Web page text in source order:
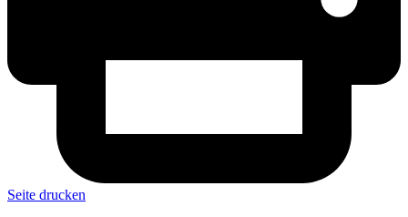
Seite drucken